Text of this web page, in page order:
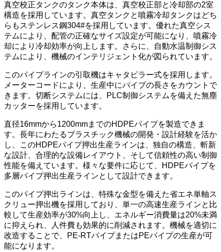
真空校正タンクのタンク本体は、真空校正部と冷却部の2室
構造を採用しています。真空タンクと噴霧冷却タンクはどち
らもステンレス鋼304#を採用しています。優れた真空シス
テムにより、配管の正確なサイズ設定が可能になり、噴霧冷
却により冷却効率が向上します。さらに、自動水温制御シス
テムにより、機械のインテリジェント化が図られています。
このパイプラインの引取機はキャタピラー式を採用します。
メーターコードにより、生産中にパイプの長さをカウントで
きます。切断システムには、PLC制御システムを備えた無塵
カッターを採用しています。
直径16mmから1200mmまでのHDPEパイプを製造できま
す。長年にわたるプラスチック機械の開発・設計経験を活か
し、このHDPEパイプ押出生産ラインは、独自の構造、斬新
な設計、合理的な設備レイアウト、そして信頼性の高い制御
性能を備えています。様々な要件に応じて、HDPEパイプを
多層パイプ押出生産ラインとして設計できます。
このパイプ押出ラインは、特殊な金型を備えた省エネ単軸ス
クリュー押出機を採用しており、単一の高速生産ラインと比
較して生産効率が30%向上し、エネルギー消費量は20%未満
に抑えられ、人件費も効果的に削減されます。機械を適切に
改造することで、PE-RTパイプまたはPEパイプの生産が可
能になります。